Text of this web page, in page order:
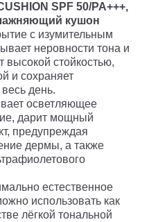
SPF 50/PA+++,
кушон
с изумительным
неровности тона и
высокой стойкостью,
и сохраняет
день.
осветляющее
дарит мощный
предупреждая
дермы, а также
естественное
использовать как
лёгкой тональной